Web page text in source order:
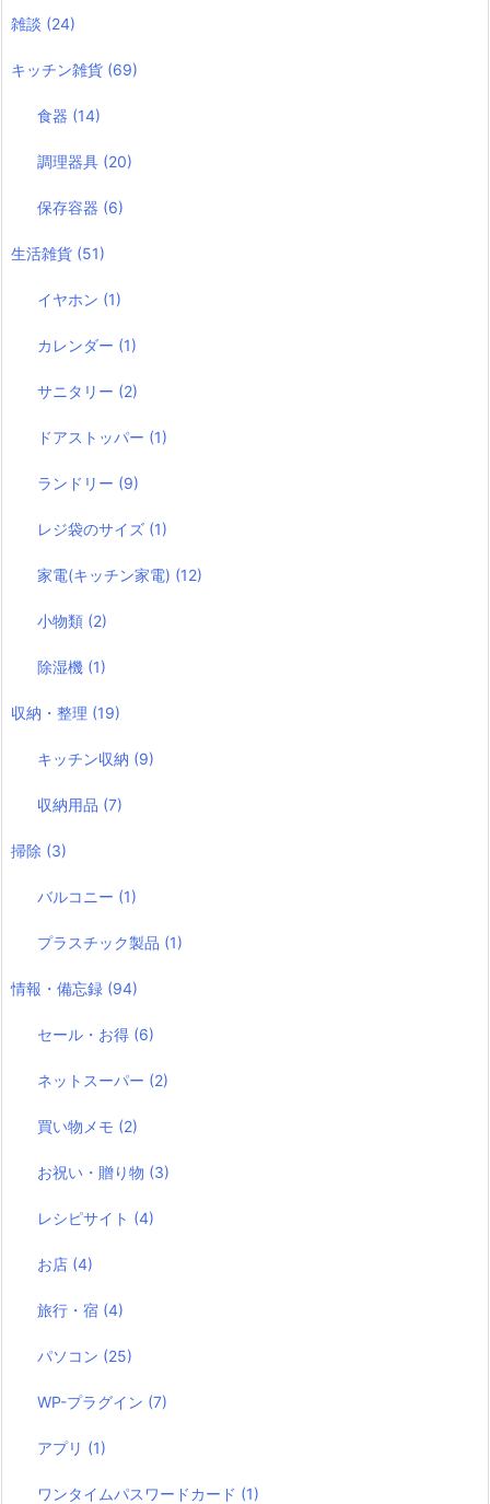
雑談 (24)
キッチン雑貨 (69)
食器 (14)
調理器具 (20)
保存容器 (6)
生活雑貨 (51)
イヤホン (1)
カレンダー (1)
サニタリー (2)
ドアストッパー (1)
ランドリー (9)
レジ袋のサイズ (1)
家電(キッチン家電) (12)
小物類 (2)
除湿機 (1)
収納・整理 (19)
キッチン収納 (9)
収納用品 (7)
掃除 (3)
バルコニー (1)
プラスチック製品 (1)
情報・備忘録 (94)
セール・お得 (6)
ネットスーパー (2)
買い物メモ (2)
お祝い・贈り物 (3)
レシピサイト (4)
お店 (4)
旅行・宿 (4)
パソコン (25)
WP-プラグイン (7)
アプリ (1)
ワンタイムパスワードカード (1)